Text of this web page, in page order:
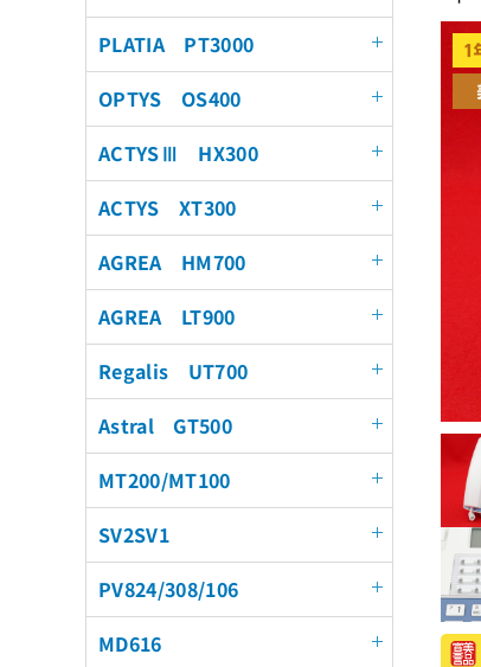
PLATIA PT3000
OPTYS OS400
ACTYSⅢ HX300
ACTYS XT300
AGREA HM700
AGREA LT900
Regalis UT700
Astral GT500
MT200/MT100
SV2SV1
PV824/308/106
MD616